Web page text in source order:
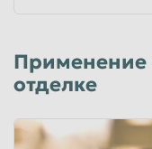
Физические лица
310 руб/кг
Применение
отделке